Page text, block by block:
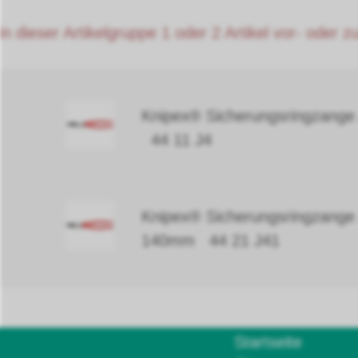
in dieser Artikelgruppe 1 oder 2 Artikel vor- oder
Knipex®
44 11 J4
Knipex® Sicherungsringzange
140mm 44 21 J41
Startseite